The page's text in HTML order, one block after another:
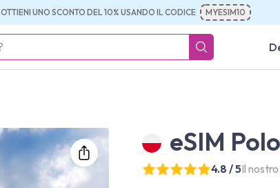
OTTIENI UNO SCONTO DEL 10% USANDO IL CODICE MYESIM10
eSIM
4.8 / 5Il